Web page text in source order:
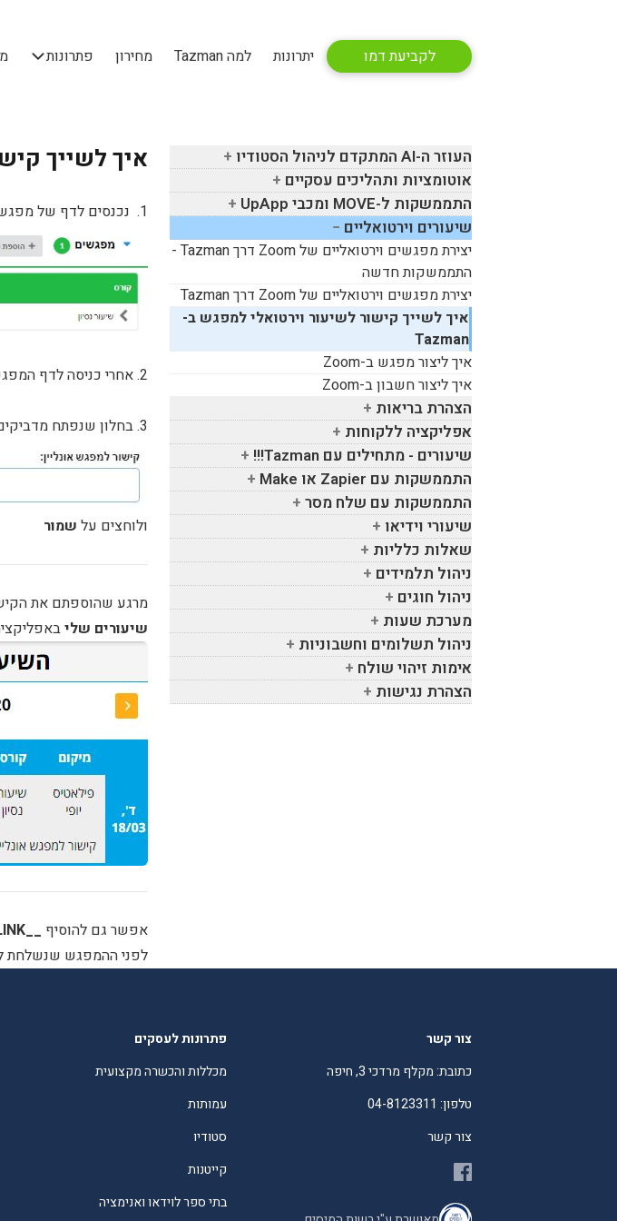
לקביעת דמו יתרונות למה Tazman מחירון פתרונות
העוזר ה-AI המתקדם לניהול הסטודיו
אוטומציות ותהליכים עסקיים
התממשקות ל-MOVE ומכבי UpApp
שיעורים וירטואליים
יצירת מפגשים וירטואליים שלZoom דרךTazman
-
התממשקות חדשה
יצירת מפגשים וירטואליים שלZoom דרךTazman
איך לשייך קישור לשיעור וירטואלי למפגש ב-
Tazman
איך ליצור מפגש ב-Zoom
איך ליצור חשבון ב-Zoom
הצהרת בריאות
אפליקציה ללקוחות
שיעורים - מתחילים עם Tazman
!!!
התממשקות עם Zapier או Make
התממשקות עם שלח מסר
שיעורי וידיאו
שאלות כלליות
ניהול תלמידים
ניהול חוגים
מערכת שעות
ניהול תשלומים וחשבוניות
אימות זיהוי שולח
הצהרת נגישות
איך לשייך
1. נכנסים לדף של מפגש מ
2. אחרי כניסה לדף המפגש לוחצים על
3. בחלון שנפתח מדביקים את הקישור למפגש אונליין מתוכנה החיצונית כמו ZOOM או כל תוכנה אחרת
ולוחצים על שמור
מרגע שהוספתם את
שיעורים שלי
אפשר גם להוסיף __ONLINE_LINK__
לפני ההמפגש שנשלחת
צור קשר
כתובת: מקלף מרדכי 3, חיפה
טלפון: 04-8123311
צור קשר
פתרונות לעסקים
מכללות והכשרה מקצועית
עמותות
סטודיו
קייטנות
בתי ספר לוידאו ואנימציה